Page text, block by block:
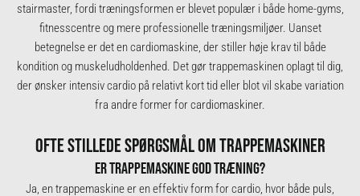
stairmaster, fordi træningsformen er blevet populær i både home-gyms,
fitnesscentre og mere professionelle træningsmiljøer. Uanset
betegnelse er det en cardiomaskine, der stiller høje krav til både
kondition og muskeludholdenhed. Det gør trappemaskinen oplagt til dig,
der ønsker intensiv cardio på relativt kort tid eller blot vil skabe variation
fra andre former forcardiomaskiner.
OFTE STILLEDE SPØRGSMÅL OM TRAPPEMASKINER
ER TRAPPEMASKINE GOD TRÆNING?
Ja, en trappemaskine er en effektiv form for cardio, hvor både puls,